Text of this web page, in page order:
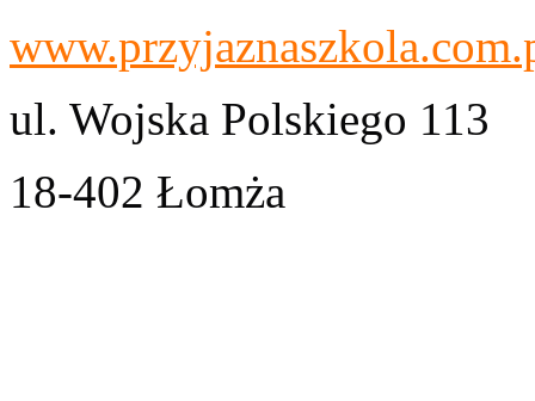
ul. Wojska Polskiego 113
18-402 Łomża